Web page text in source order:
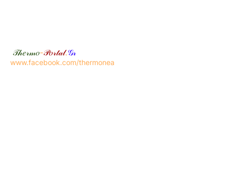
𝒯𝒽𝑒𝓇𝓂𝑜-𝒫𝑜𝓇𝓉𝒶𝓁.𝒢𝓇
www.facebook.com/thermonea